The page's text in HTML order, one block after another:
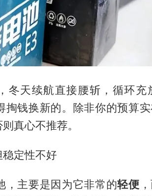
冬天续航直接腰斩，循环
掏钱换新的。除非你的预算
真心不推荐。
定性不好
，主要是因为它非常的轻便